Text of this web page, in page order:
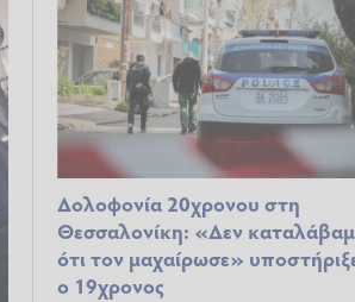
Δολοφονία 20χρονου στη
Θεσσαλονίκη: «Δεν
ότι τον μαχαίρωσε»
ο 19χρονος